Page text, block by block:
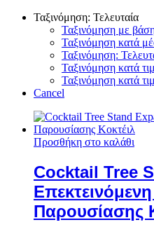
Ταξινόμηση: Τελευταία
Ταξινόμηση με
Ταξινόμηση κατά
Ταξινόμηση:
Ταξινόμηση κατά
Ταξινόμηση κατά
Cancel
Προσθήκη στο καλάθι
Cocktail Tree
Παρουσίασης